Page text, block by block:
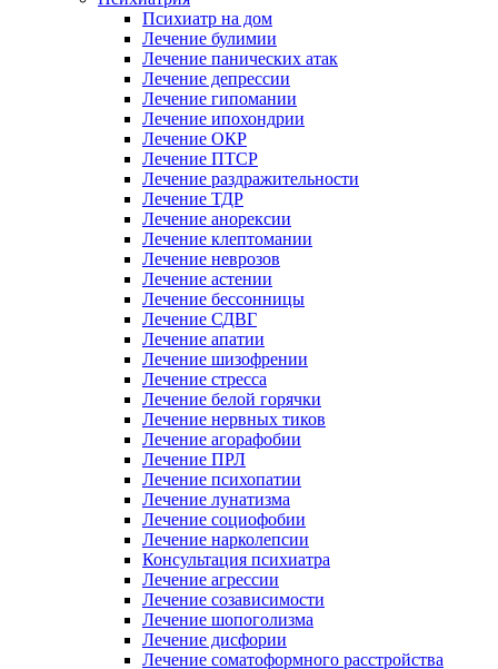
Психиатр на дом
Лечение булимии
Лечение панических атак
Лечение депрессии
Лечение гипомании
Лечение ипохондрии
Лечение ОКР
Лечение ПТСР
Лечение раздражительности
Лечение ТДР
Лечение анорексии
Лечение клептомании
Лечение неврозов
Лечение астении
Лечение бессонницы
Лечение СДВГ
Лечение апатии
Лечение шизофрении
Лечение стресса
Лечение белой горячки
Лечение нервных тиков
Лечение агорафобии
Лечение ПРЛ
Лечение психопатии
Лечение лунатизма
Лечение социофобии
Лечение нарколепсии
Консультация психиатра
Лечение агрессии
Лечение созависимости
Лечение шопоголизма
Лечение дисфории
Лечение соматоформного расстройства